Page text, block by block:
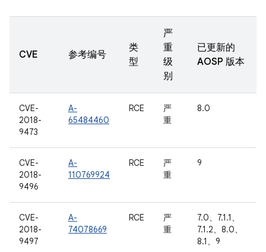
CVE 参考编号
类
型
严
重
级
别
已更新的
AOSP 版本
CVE-
2018-
9473
A-
65484460
RCE
严
重
8.0
CVE-
2018-
9496
A-
110769924
RCE
严
重
9
CVE-
2018-
9497
A-
74078669
RCE
严
重
7.0、7.1.1、
7.1.2、8.0、
8.1、9